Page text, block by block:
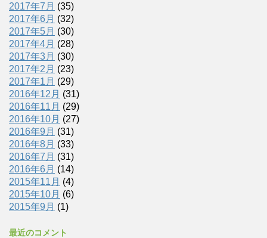
2017年7月 (35)
2017年6月 (32)
2017年5月 (30)
2017年4月 (28)
2017年3月 (30)
2017年2月 (23)
2017年1月 (29)
2016年12月 (31)
2016年11月 (29)
2016年10月 (27)
2016年9月 (31)
2016年8月 (33)
2016年7月 (31)
2016年6月 (14)
2015年11月 (4)
2015年10月 (6)
2015年9月 (1)
最近のコメント